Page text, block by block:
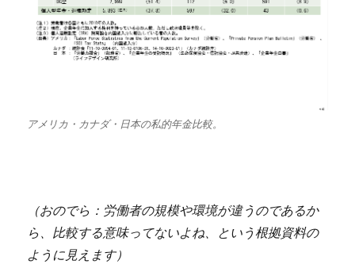
アメリカ・カナダ・日本の私的年金比較。
（おのでら：労働者の規模や環境が違うのであるか
ら、比較する意味ってないよね、という根拠資料の
ように見えます）